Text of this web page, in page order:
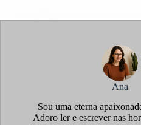
Ana
Sou uma eterna
Adoro ler e escrever nas